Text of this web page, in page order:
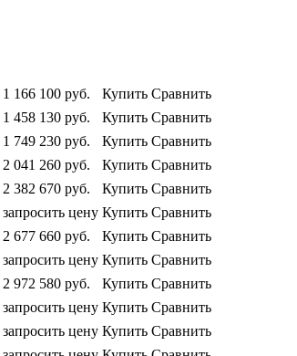
1 166 100 руб. Купить Сравнить
1 458 130 руб. Купить Сравнить
1 749 230 руб. Купить Сравнить
2 041 260 руб. Купить Сравнить
2 382 670 руб. Купить Сравнить
запросить цену Купить Сравнить
2 677 660 руб. Купить Сравнить
запросить цену Купить Сравнить
2 972 580 руб. Купить Сравнить
запросить цену Купить Сравнить
запросить цену Купить Сравнить